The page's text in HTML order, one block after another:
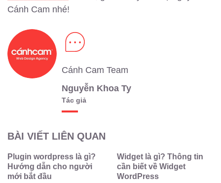
Cánh Cam nhé!
Cánh Cam Team
Nguyễn Khoa Ty
Tác giả
BÀI VIẾT LIÊN QUAN
Plugin wordpress là gì?
Hướng dẫn cho người
mới bắt đầu
Widget là gì? Thông tin
cần biết về Widget
WordPress